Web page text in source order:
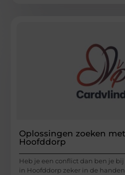
Oplossingen zoeken
Hoofddorp
Heb je een conflict dan ben je
in Hoofddorp zeker in de